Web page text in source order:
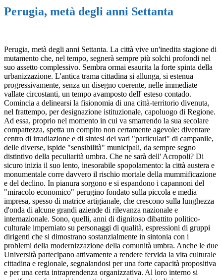
Perugia, metà degli anni Settanta
Perugia, metà degli anni Settanta. La città vive un'inedita stagione di
mutamento che, nel tempo, segnerà sempre più solchi profondi nel
suo assetto complessivo. Sembra ormai esaurita la forte spinta della
urbanizzazione. L'antica trama cittadina si allunga, si estenua
progressivamente, senza un disegno coerente, nelle immediate
vallate circostanti, un tempo avamposto dell' esteso contado.
Comincia a delinearsi la fisionomia di una città-territorio divenuta,
nel frattempo, per designazione istituzionale, capoluogo di Regione.
Ad essa, proprio nel momento in cui va smarrendo la sua secolare
compattezza, spetta un compito non certamente agevole: diventare
centro di irradiazione e di sintesi dei vari "particulari" di campanile,
delle diverse, ispide "sensibilità" municipali, da sempre segno
distintivo della peculiarità umbra. Che ne sarà dell' Acropoli? Di
sicuro inizia il suo lento, inesorabile spopolamento: la città austera e
monumentale corre davvero il rischio mortale della mummificazione
e del declino. In pianura sorgono e si espandono i capannoni del
"miracolo economico" perugino fondato sulla piccola e media
impresa, spesso di matrice artigianale, che crescono sulla lunghezza
d'onda di alcune grandi aziende di rilevanza nazionale e
internazionale. Sono, quelli, anni di dignitoso dibattito politico-
culturale imperniato su personaggi di qualità, espressioni di gruppi
dirigenti che si dimostrano sostanzialmente in sintonia con i
problemi della modernizzazione della comunità umbra. Anche le due
Università partecipano attivamente a rendere fervida la vita culturale
cittadina e regionale, segnalandosi per una forte capacità propositiva
e per una certa intraprendenza organizzativa. Al loro interno si